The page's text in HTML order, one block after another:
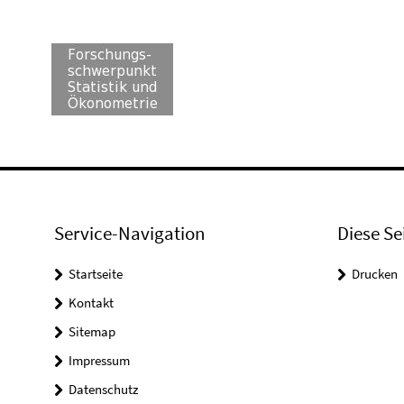
Service-Navigation
Startseite
Kontakt
Sitemap
Impressum
Datenschutz
Diese
Drucken